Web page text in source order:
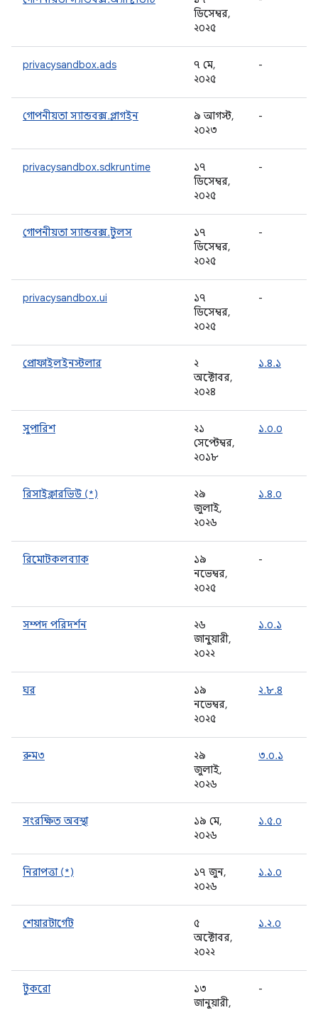
ডিসেম্বর,
২০২৫
privacysandbox.ads
৭ মে,
২০২৫
-
গোপনীয়তা স্যান্ডবক্স.প্লাগইন
৯ আগস্ট,
২০২৩
-
privacysandbox.sdkruntime
১৭
ডিসেম্বর,
২০২৫
-
গোপনীয়তা স্যান্ডবক্স.টুলস
১৭
ডিসেম্বর,
২০২৫
-
privacysandbox.ui
১৭
ডিসেম্বর,
২০২৫
-
প্রোফাইলইনস্টলার
২
অক্টোবর,
২০২৪
১.৪.১
সুপারিশ
২১
সেপ্টেম্বর,
২০১৮
১.০.০
রিসাইক্লারভিউ (*)
২৯
জুলাই,
২০২৬
১.৪.০
রিমোটকলব্যাক
১৯
নভেম্বর,
২০২৫
-
সম্পদ পরিদর্শন
২৬
জানুয়ারী,
২০২২
১.০.১
ঘর
১৯
নভেম্বর,
২০২৫
২.৮.৪
রুম৩
২৯
জুলাই,
২০২৬
৩.০.১
সংরক্ষিত অবস্থা
১৯ মে,
২০২৬
১.৫.০
নিরাপত্তা (*)
১৭ জুন,
২০২৬
১.১.০
শেয়ারটার্গেট
৫
অক্টোবর,
২০২২
১.২.০
টুকরো
১৩
জানুয়ারী,
-